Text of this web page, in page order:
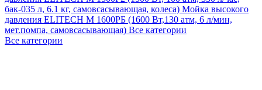
бак-035 л, 6.1 кг, самовсасывающая, колеса) Мойка высокого
давления ELITECH М 1600РБ (1600 Вт,130 атм, 6 л/мин,
мет.помпа, самовсасывающая) Все категории
Все категории